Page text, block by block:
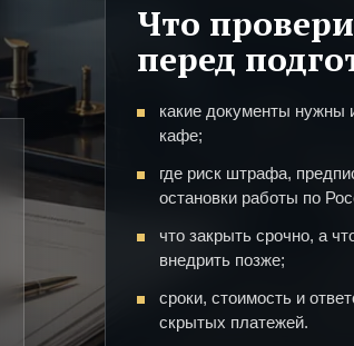
Что
перед
какие документы нужны
кафе;
где риск штрафа,
остановки работы по
что закрыть срочно, а
внедрить позже;
сроки, стоимость и
скрытых платежей.